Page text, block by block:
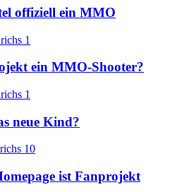
offiziell ein MMO
1
ein MMO-Shooter?
1
neue Kind?
10
ist Fanprojekt